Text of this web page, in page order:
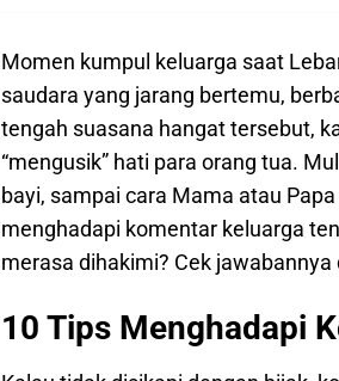
Momen kumpul keluarga saat
saudara yang jarang bertemu,
tengah suasana hangat tersebut,
“mengusik” hati para orang tua.
bayi, sampai cara Mama atau
menghadapi komentar keluarga
merasa dihakimi? Cek jawabannya
10 Tips Menghadapi